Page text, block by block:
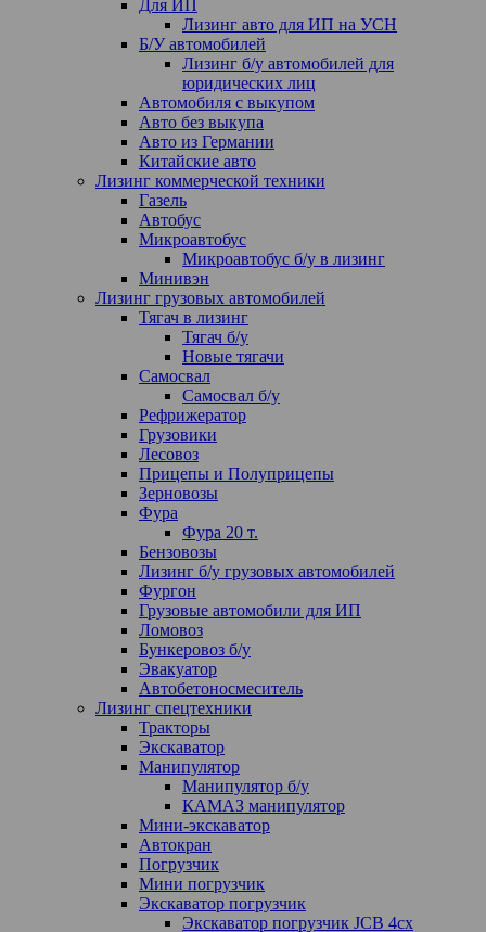
Для ИП
Лизинг авто для ИП на УСН
Б/У автомобилей
Лизинг б/у автомобилей для
юридических лиц
Автомобиля с выкупом
Авто без выкупа
Авто из Германии
Китайские авто
Лизинг коммерческой техники
Газель
Автобус
Микроавтобус
Микроавтобус б/у в лизинг
Минивэн
Лизинг грузовых автомобилей
Тягач в лизинг
Тягач б/у
Новые тягачи
Самосвал
Самосвал б/у
Рефрижератор
Грузовики
Лесовоз
Прицепы и Полуприцепы
Зерновозы
Фура
Фура 20 т.
Бензовозы
Лизинг б/у грузовых автомобилей
Фургон
Грузовые автомобили для ИП
Ломовоз
Бункеровоз б/у
Эвакуатор
Автобетоносмеситель
Лизинг спецтехники
Тракторы
Экскаватор
Манипулятор
Манипулятор б/у
КАМАЗ манипулятор
Мини-экскаватор
Автокран
Погрузчик
Мини погрузчик
Экскаватор погрузчик
Экскаватор погрузчик JCB 4cx